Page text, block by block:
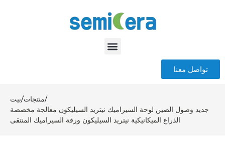
تواصل معنا
بيت/منتجات/
جديد وصول الصين لوحة السيراميك نيتريد السيليكون معالجة مخصصة
الذراع الميكانيكية نيتريد السيليكون ورقة السيراميك المنتقى